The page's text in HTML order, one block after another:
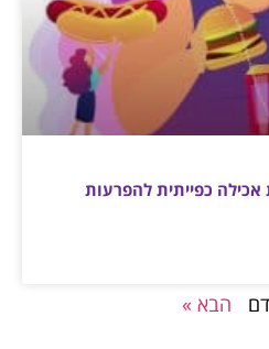
כפייתית להפרעות
הבא »